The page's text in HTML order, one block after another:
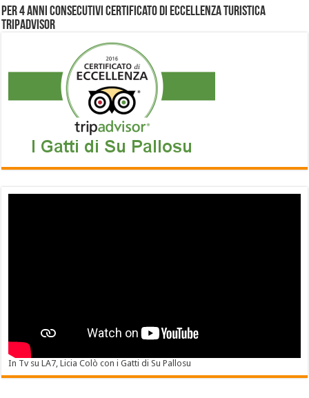
Per 4 anni consecutivi Certificato di Eccellenza Turistica
Tripadvisor
In Tv su LA7, Licia Colò con i Gatti di Su Pallosu